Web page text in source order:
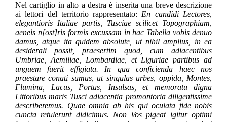
Nel cartiglio in alto a destra è inserita una breve descrizione
ai lettori del territorio rappresentato: En candidi Lectores,
elegantioris Italiae partis, Tusciae scilicet Topographiam,
aeneis n[ost]ris formis excussam in hac Tabella vobis denuo
damus, atque ita quidem absolute, ut nihil amplius, in ea
desiderali possit, praesertim quod, cum adiacentibus
Umbriae, Aemiliae, Lombardiae, et Liguriae partibus ad
unguem fuerit effigiata. In qua conficienda haec nos
praestare conati sumus, ut singulas urbes, oppida, Montes,
Flumina, Lacus, Portus, Insulsas, et memoratu digna
Littoribus maris Tusci adiacentia promontoria diligentissime
describeremus. Quae omnia ab his qui oculata fide nobis
cuncta retulerunt didicimus. Non Vos pigeat igitur optimi